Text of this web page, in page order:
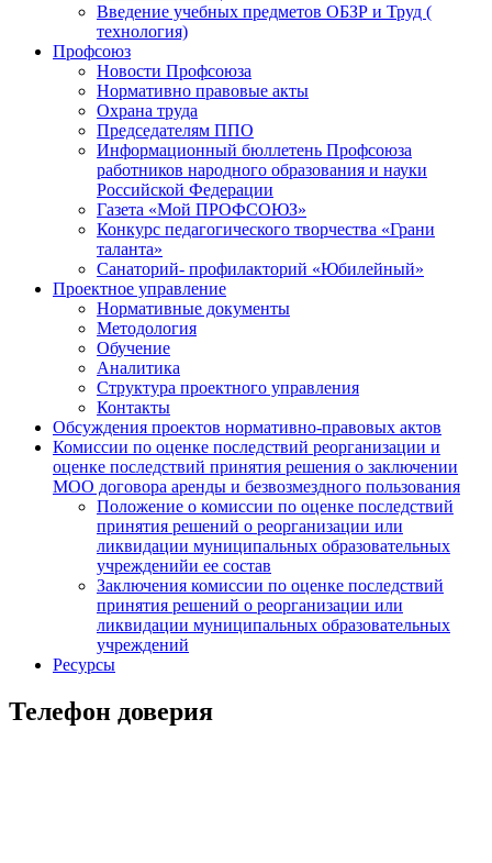
Введение учебных предметов ОБЗР и Труд (
технология)
Профсоюз
Новости Профсоюза
Нормативно правовые акты
Охрана труда
Председателям ППО
Информационный бюллетень Профсоюза
работников народного образования и науки
Российской Федерации
Газета «Мой ПРОФСОЮЗ»
Конкурс педагогического творчества «Грани
таланта»
Санаторий- профилакторий «Юбилейный»
Проектное управление
Нормативные документы
Методология
Обучение
Аналитика
Структура проектного управления
Контакты
Обсуждения проектов нормативно-правовых актов
Комиссии по оценке последствий реорганизации и
оценке последствий принятия решения о заключении
МОО договора аренды и безвозмездного пользования
Положение о комиссии по оценке последствий
принятия решений о реорганизации или
ликвидации муниципальных образовательных
учрежденийи ее состав
Заключения комиссии по оценке последствий
принятия решений о реорганизации или
ликвидации муниципальных образовательных
учреждений
Ресурсы
Телефон доверия